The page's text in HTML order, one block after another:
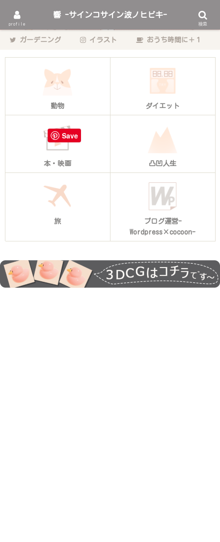
動物をこよなく愛するゲーム・エンタメ業界のデザイナーhibikiの日々の記
ガーデニング イラスト おうち時間に＋１
動物 ダイエット
本・映画 凸凹人生
旅
ブログ運営-
Wordpress×cocoon-
profile
響 -サインコサイン波ノヒビキ-
検索
Save